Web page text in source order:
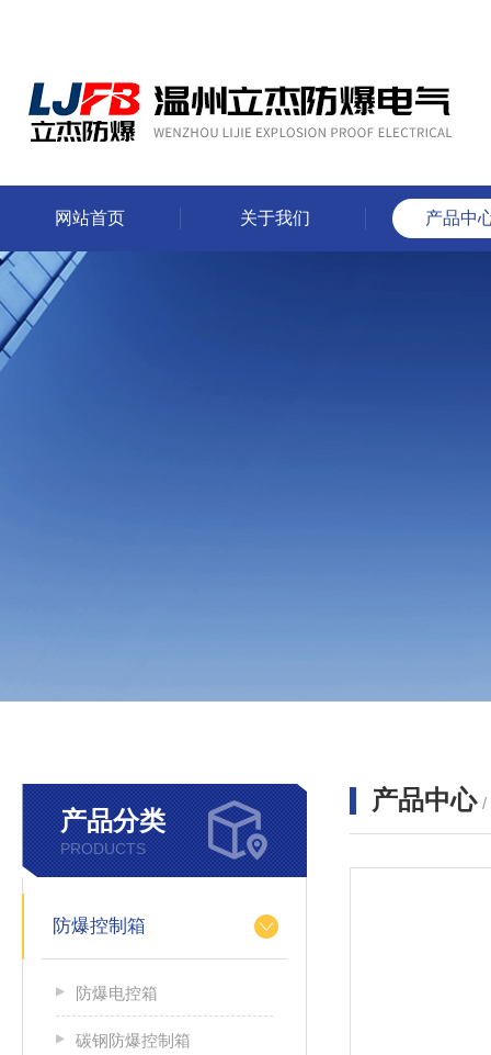
网站首页 关于我们 产品中
产品分类
PRODUCTS
防爆控制箱
防爆电控箱
碳钢防爆控制箱
产品中心 /